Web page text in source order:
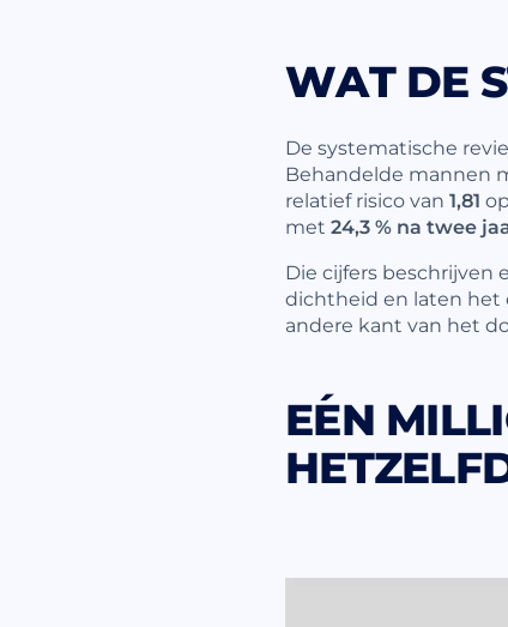
WAT DE
De systematische
Behandelde mannen
relatief risico van 1,81
met 24,3 % na twee
Die cijfers beschrijven
dichtheid en laten het
andere kant van het
EÉN